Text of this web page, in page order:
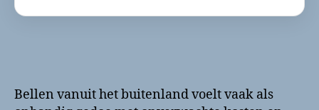
Bellen vanuit het buitenland voelt vaak als